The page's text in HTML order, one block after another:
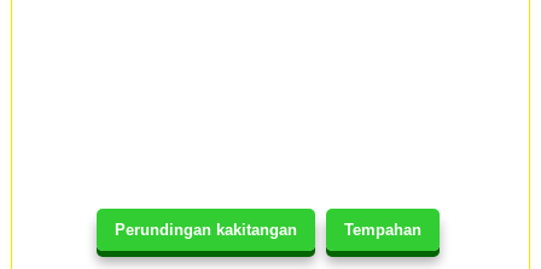
Perundingan kakitangan Tempahan